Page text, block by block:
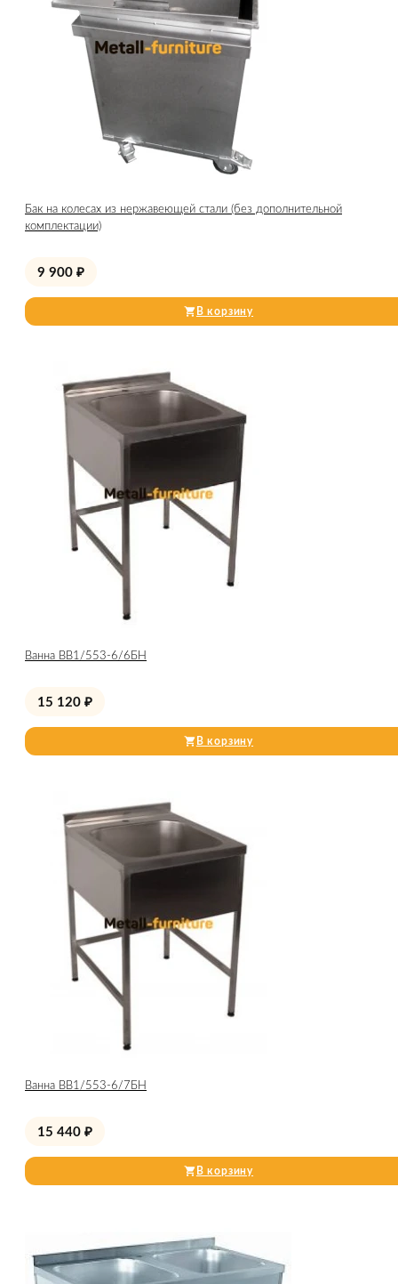
Бак на колесах из нержавеющей стали (без дополнительной
комплектации)
9 900 ₽
В корзину
Ванна ВВ1/553-6/6БН
15 120 ₽
В корзину
Ванна ВВ1/553-6/7БН
15 440 ₽
В корзину